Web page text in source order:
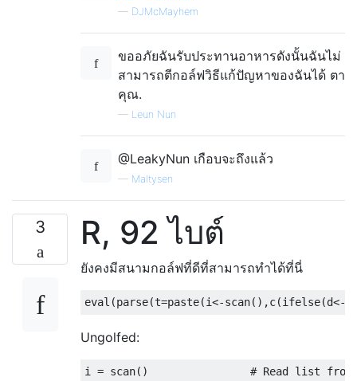
— DJMcMayhem
ขออภัยฉันรับประทานอาหารดังนั้นฉันไม่
สามารถตีกอล์ฟวิธีแก้ปัญหาของฉันได้ ตา
คุณ.
— Leun Nun
@LeakyNun เกือบจะถึงแล้ว
— Maltysen
3 R, 92 ไบต์
ยังคงมีสนามกอล์ฟที่ดีที่สามารถทำได้ที่นี่
Ungolfed:
i = scan()                # Read list from